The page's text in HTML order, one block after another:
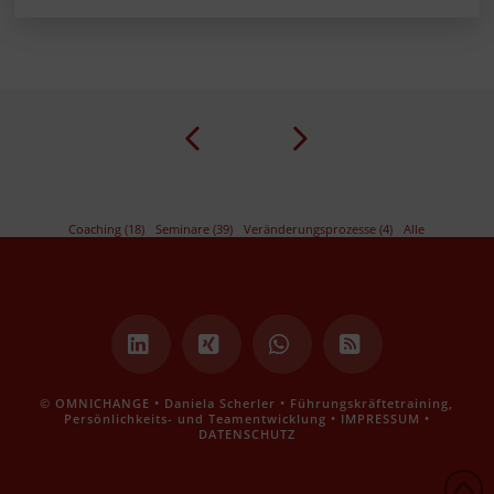
Prev Next
Coaching (18) Seminare (39) Veränderungsprozesse (4) Alle
LinkedInXING Whatsapp
RSS
© OMNICHANGE • Daniela Scherler • Führungskräftetraining,
Persönlichkeits- und Teamentwicklung • IMPRESSUM •
DATENSCHUTZ